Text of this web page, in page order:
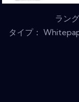
ラン
タイプ：